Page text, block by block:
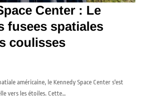
Center : Le
fusees spatiales
coulisses
américaine, le Kennedy Space Center s'est
vers les étoiles. Cette…